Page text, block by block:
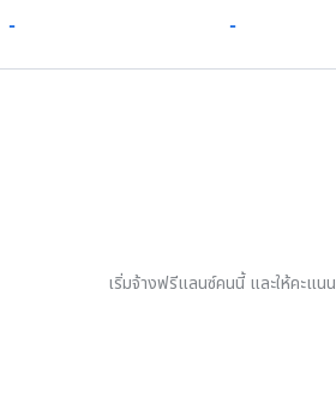
- -
เริ่มจ้างฟรีแลนซ์คนนี้ และให้คะแนน